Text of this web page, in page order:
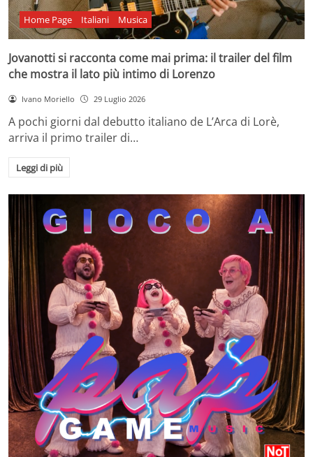
Home Page Italiani Musica
Jovanotti si racconta come mai prima: il trailer del film
che mostra il lato più intimo di Lorenzo
Ivano Moriello 29 Luglio 2026
A pochi giorni dal debutto italiano de L’Arca di Lorè,
arriva il primo trailer di…
Leggi di più